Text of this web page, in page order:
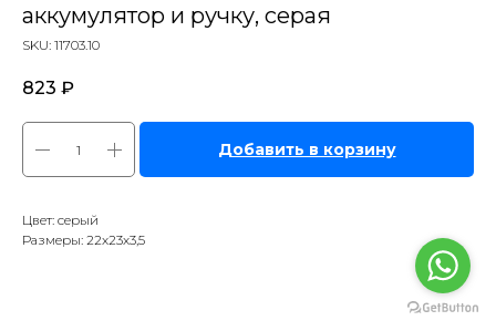
аккумулятор и ручку, серая
SKU: 11703.10
823 ₽
Добавить в корзину
Цвет: серый
Размеры: 22х23х3,5